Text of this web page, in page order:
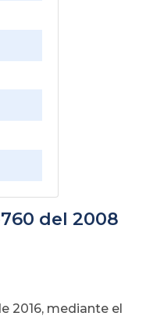
del 2008
2016, mediante el